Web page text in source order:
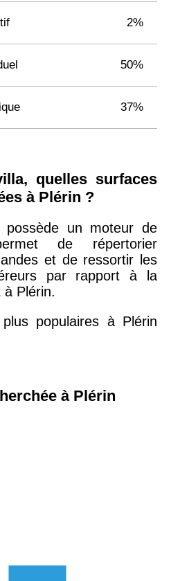
2%
50%
37%
quelles surfaces
à Plérin ?
possède un moteur de
de répertorier
et de ressortir les
par rapport à la
Plérin.
populaires à Plérin
à Plérin